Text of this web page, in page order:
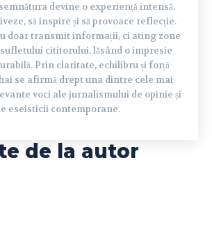
devine o experiență intensă,
să inspire și să provoace reflecție.
doar transmit informații, ci ating zone
cititorului, lăsând o impresie
Prin claritate, echilibru și forță
se afirmă drept una dintre cele mai
voci ale jurnalismului de opinie și
eseisticii contemporane.
de la autor